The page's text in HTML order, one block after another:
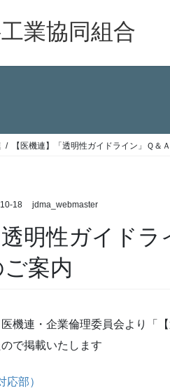
業協同組合
【医機連】「透明性ガイドライン」Ｑ＆
18 jdma_webmaster
透明性ガイド
案内
機連・企業倫理委員会より「
で掲載いたします
部）